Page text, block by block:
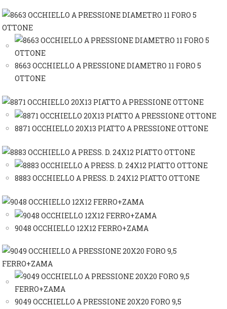
8663 OCCHIELLO A PRESSIONE DIAMETRO 11 FORO 5
OTTONE
8871 OCCHIELLO 20X13 PIATTO A PRESSIONE OTTONE
8883 OCCHIELLO A PRESS. D. 24X12 PIATTO OTTONE
9048 OCCHIELLO 12X12 FERRO+ZAMA
9049 OCCHIELLO A PRESSIONE 20X20 FORO 9,5